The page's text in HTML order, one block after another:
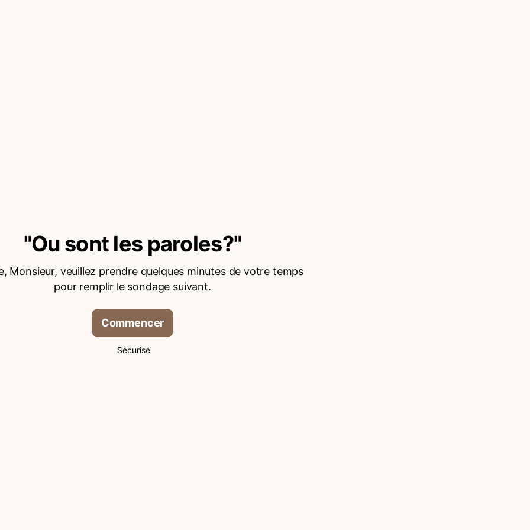
"Ou sont les paroles?"
Monsieur, veuillez prendre quelques minutes de votre temps
pour remplir le sondage suivant.
Commencer
Sécurisé